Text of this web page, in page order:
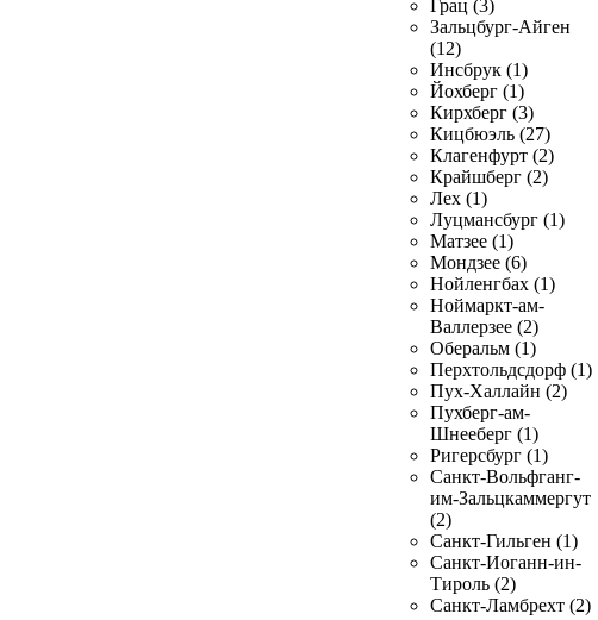
Грац (3)
Зальцбург-Айген
(12)
Инсбрук (1)
Йохберг (1)
Кирхберг (3)
Кицбюэль (27)
Клагенфурт (2)
Крайшберг (2)
Лех (1)
Луцмансбург (1)
Матзее (1)
Мондзее (6)
Нойленгбах (1)
Ноймаркт-ам-
Валлерзее (2)
Оберальм (1)
Перхтольдсдорф (1)
Пух-Халлайн (2)
Пухберг-ам-
Шнееберг (1)
Ригерсбург (1)
Санкт-Вольфганг-
им-Зальцкаммергут
(2)
Санкт-Гильген (1)
Санкт-Иоганн-ин-
Тироль (2)
Санкт-Ламбрехт (2)